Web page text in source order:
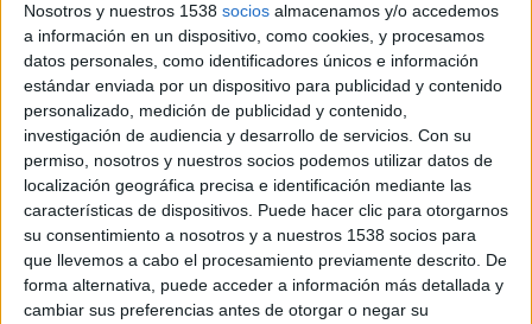
Nosotros y nuestros 1538 socios almacenamos y/o accedemos
a información en un dispositivo, como cookies, y procesamos
datos personales, como identificadores únicos e información
estándar enviada por un dispositivo para publicidad y contenido
personalizado, medición de publicidad y contenido,
investigación de audiencia y desarrollo de servicios. Con su
permiso, nosotros y nuestros socios podemos utilizar datos de
localización geográfica precisa e identificación mediante las
características de dispositivos. Puede hacer clic para otorgarnos
su consentimiento a nosotros y a nuestros 1538 socios para
que llevemos a cabo el procesamiento previamente descrito. De
forma alternativa, puede acceder a información más detallada y
cambiar sus preferencias antes de otorgar o negar su
Violeta Álvarez ha sido nombrada directora de
ventas en Sun Media (SunMedia), compañía
especializada en la gestión integral de la
publicidad digital en vídeo y el desarrollo de
soluciones y aplicaciones en entornos digitales
pertenciente a Mobusi, empresa especializada en
mobile marketing y performance (ver más
informaciónaquí). Desde este cargo reportará
directamente al CEO de la empresa, Fernando
Garcia, y al presidente de Mobusi en última
instancia, Alberto Cenalmor.